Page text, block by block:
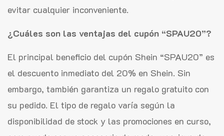
evitar cualquier inconveniente.
¿Cuáles son las ventajas del cupón “SPAU20”?
El principal beneficio del cupón Shein “SPAU20” es
el descuento inmediato del 20% en Shein. Sin
embargo, también garantiza un regalo gratuito con
su pedido. El tipo de regalo varía según la
disponibilidad de stock y las promociones en curso,